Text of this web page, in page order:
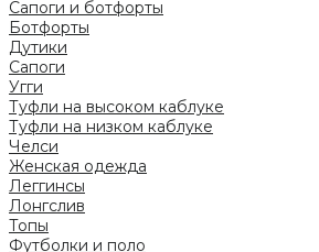
Сапоги и ботфорты
Ботфорты
Дутики
Сапоги
Угги
Туфли на высоком каблуке
Туфли на низком каблуке
Челси
Женская одежда
Леггинсы
Лонгслив
Топы
Футболки и поло